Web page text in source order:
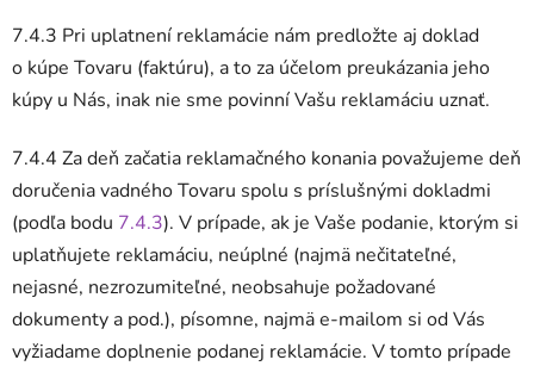
7.4.3 Pri uplatnení reklamácie nám predložte aj doklad
o kúpe Tovaru (faktúru), a to za účelom preukázania jeho
kúpy u Nás, inak nie sme povinní Vašu reklamáciu uznať.
7.4.4 Za deň začatia reklamačného konania považujeme deň
doručenia vadného Tovaru spolu s príslušnými dokladmi
(podľa bodu 7.4.3). V prípade, ak je Vaše podanie, ktorým si
uplatňujete reklamáciu, neúplné (najmä nečitateľné,
nejasné, nezrozumiteľné, neobsahuje požadované
dokumenty a pod.), písomne, najmä e-mailom si od Vás
vyžiadame doplnenie podanej reklamácie. V tomto prípade